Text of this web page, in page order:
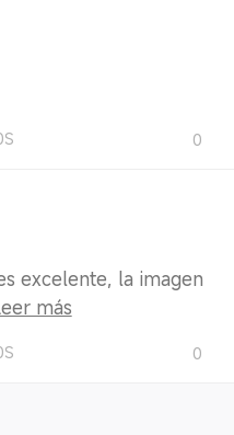
0
excelente, la imagen
más
0